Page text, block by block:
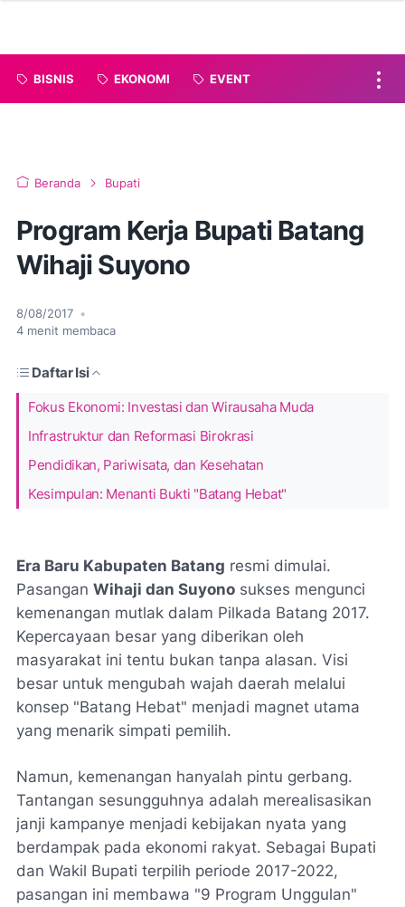
BISNIS EKONOMI EVENT
Beranda Bupati
Program Kerja Bupati Batang
Wihaji Suyono
8/08/2017 •
4 menit membaca
Daftar Isi
Fokus Ekonomi: Investasi dan Wirausaha Muda
Infrastruktur dan Reformasi Birokrasi
Pendidikan, Pariwisata, dan Kesehatan
Kesimpulan: Menanti Bukti "Batang Hebat"
Era Baru Kabupaten Batang resmi dimulai.
Pasangan Wihaji dan Suyono sukses mengunci
kemenangan mutlak dalam Pilkada Batang 2017.
Kepercayaan besar yang diberikan oleh
masyarakat ini tentu bukan tanpa alasan. Visi
besar untuk mengubah wajah daerah melalui
konsep "Batang Hebat" menjadi magnet utama
yang menarik simpati pemilih.
Namun, kemenangan hanyalah pintu gerbang.
Tantangan sesungguhnya adalah merealisasikan
janji kampanye menjadi kebijakan nyata yang
berdampak pada ekonomi rakyat. Sebagai Bupati
dan Wakil Bupati terpilih periode 2017-2022,
pasangan ini membawa "9 Program Unggulan"